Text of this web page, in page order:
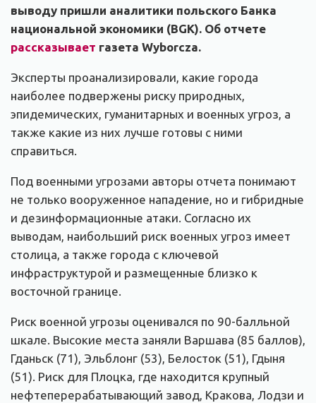
выводу пришли аналитики польского Банка
национальной экономики (BGK). Об отчете
рассказывает газета Wyborcza.
Эксперты проанализировали, какие города
наиболее подвержены риску природных,
эпидемических, гуманитарных и военных угроз, а
также какие из них лучше готовы с ними
справиться.
Под военными угрозами авторы отчета понимают
не только вооруженное нападение, но и гибридные
и дезинформационные атаки. Согласно их
выводам, наибольший риск военных угроз имеет
столица, а также города с ключевой
инфраструктурой и размещенные близко к
восточной границе.
Риск военной угрозы оценивался по 90-балльной
шкале. Высокие места заняли Варшава (85 баллов),
Гданьск (71), Эльблонг (53), Белосток (51), Гдыня
(51). Риск для Плоцка, где находится крупный
нефтеперерабатывающий завод, Кракова, Лодзи и